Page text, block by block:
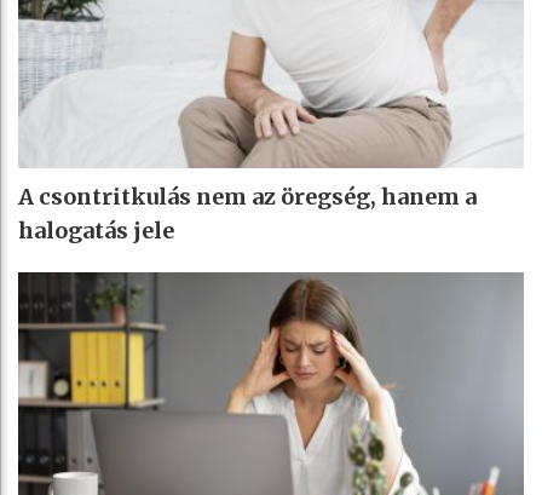
A csontritkulás nem az öregség, hanem a
halogatás jele